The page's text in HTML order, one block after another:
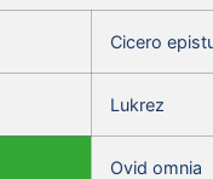
Cicero
Lukrez
Ovid omnia